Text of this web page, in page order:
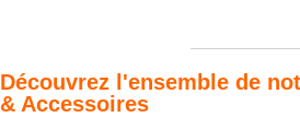
Découvrez l'ensemble de
& Accessoires